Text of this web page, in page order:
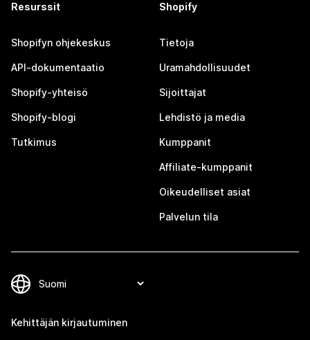
Resurssit
Shopifyn ohjekeskus
API-dokumentaatio
Shopify-yhteisö
Shopify-blogi
Tutkimus
Shopify
Tietoja
Uramahdollisuudet
Sijoittajat
Lehdistö ja media
Kumppanit
Affiliate-kumppanit
Oikeudelliset asiat
Palvelun tila
Kehittäjän kirjautuminen